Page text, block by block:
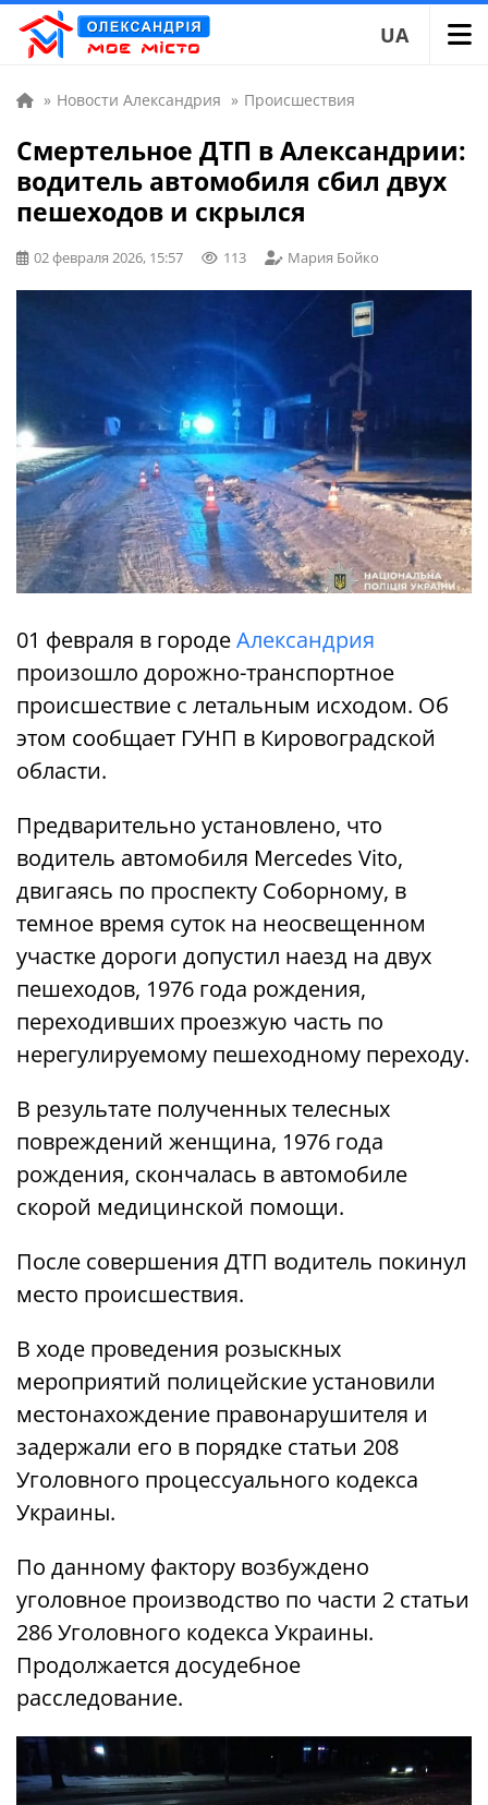
UA
» Новости Александрия » Происшествия
Смертельное ДТП в Александрии:
водитель автомобиля сбил двух
пешеходов и скрылся
02 февраля 2026, 15:57 113 Мария Бойко
01 февраля в городеАлександрия
произошло дорожно-транспортное
происшествие с летальным исходом. Об
этом сообщает ГУНП в Кировоградской
области.
Предварительно установлено, что
водитель автомобиля Mercedes Vito,
двигаясь по проспекту Соборному, в
темное время суток на неосвещенном
участке дороги допустил наезд на двух
пешеходов, 1976 года рождения,
переходивших проезжую часть по
нерегулируемому пешеходному переходу.
В результате полученных телесных
повреждений женщина, 1976 года
рождения, скончалась в автомобиле
скорой медицинской помощи.
После совершения ДТП водитель покинул
место происшествия.
В ходе проведения розыскных
мероприятий полицейские установили
местонахождение правонарушителя и
задержали его в порядке статьи 208
Уголовного процессуального кодекса
Украины.
По данному фактору возбуждено
уголовное производство по части 2 статьи
286 Уголовного кодекса Украины.
Продолжается досудебное
расследование.